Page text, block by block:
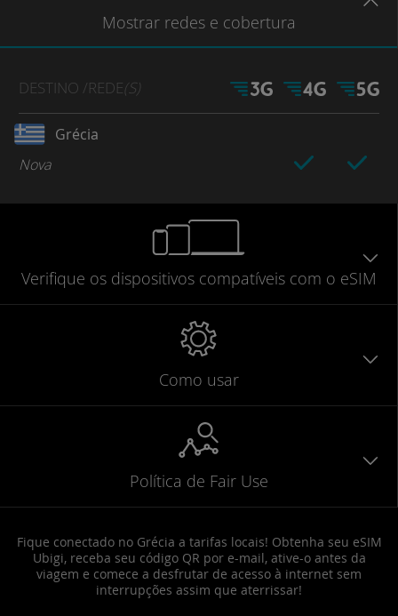
Mostrar redes e cobertura
DESTINO /REDE(S)
Grécia
Nova
Verifique os dispositivos compatíveis com o eSIM
Como usar
Política de Fair Use
Fique conectado no Grécia a tarifas locais! Obtenha seu eSIM
Ubigi, receba seu código QR por e-mail, ative-o antes da
viagem e comece a desfrutar de acesso à internet sem
interrupções assim que aterrissar!